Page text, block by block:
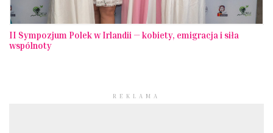
II Sympozjum Polek w Irlandii — kobiety, emigracja i siła
wspólnoty
REKLAMA